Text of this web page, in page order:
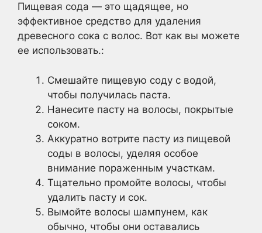
Пищевая сода — это щадящее, но
эффективное средство для удаления
древесного сока с волос. Вот как вы можете
ее использовать.:
Смешайте пищевую соду с водой,
чтобы получилась паста.
Нанесите пасту на волосы, покрытые
соком.
Аккуратно вотрите пасту из пищевой
соды в волосы, уделяя особое
внимание пораженным участкам.
Тщательно промойте волосы, чтобы
удалить пасту и сок.
Вымойте волосы шампунем, как
обычно, чтобы они оставались